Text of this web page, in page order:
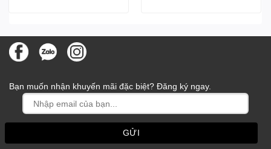
Bạn muốn nhận khuyến mãi đặc biệt? Đăng ký ngay.